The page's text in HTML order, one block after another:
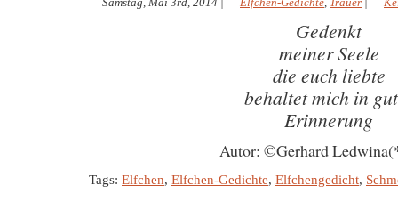
Gedenkt
meiner Seele
die euch liebte
behaltet mich in
Erinnerung
Autor: ©Gerhard
Tags: Elfchen, Elfchen-Gedichte, Elfchengedicht,